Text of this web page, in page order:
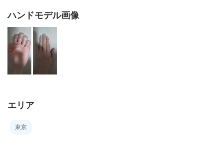
ハンドモデル画像
エリア
東京